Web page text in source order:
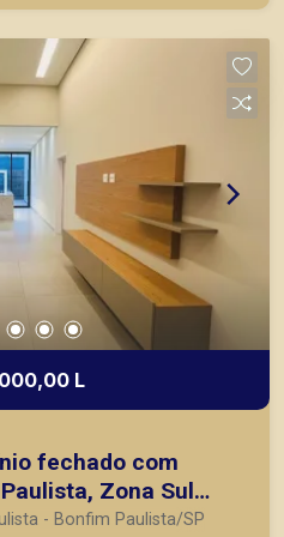
de imóveis
nos principais
Ribeirão Preto.
L
fechado com
Zona Sul
- Bonfim Paulista/SP